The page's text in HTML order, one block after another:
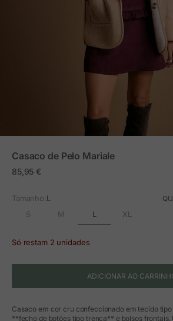
Casaco de Pelo Mariale
Preço em promoção
85,95 €
Tamanho:L
S M L XL
Só restam 2 unidades
ADICIONAR AO
Casaco em cor cru confeccionado em tecido tipo
**fecho de botões tipo trenca** e bolsos frontais.